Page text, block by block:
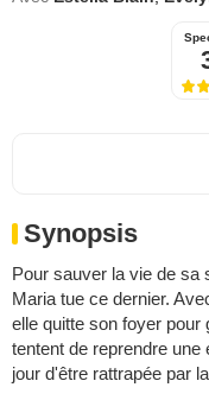
Synopsis
Pour sauver la vie de
Maria tue ce dernier.
elle quitte son foyer pour
tentent de reprendre
jour d'être rattrapée par